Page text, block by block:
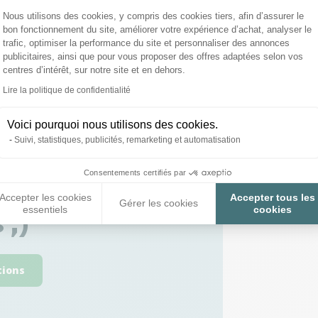
Plateforme de Gestion du
Nous utilisons des cookies, y compris des cookies tiers, afin d’assurer le
bon fonctionnement du site, améliorer votre expérience d’achat, analyser le
trafic, optimiser la performance du site et personnaliser des annonces
publicitaires, ainsi que pour vous proposer des offres adaptées selon vos
centres d’intérêt, sur notre site et en dehors.
Lire la politique de confidentialité
Voici pourquoi nous utilisons des cookies.
Suivi, statistiques, publicités, remarketing et automatisation
Consentements certifiés par
les cookies
essentiels
Gérer les cookies
Accepter tous les
cookies
Axeptio consent
toutes vos
;)